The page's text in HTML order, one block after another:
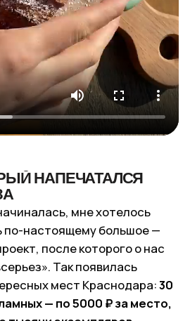
цирк.
матовую карту, а мне
тяжелых коробок
экземпляров. Я
настоять
переделывали еще
партнера.
с третьего раза.
перед презентацией:
отказалась — у них